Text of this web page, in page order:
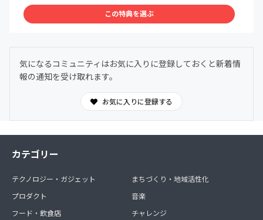
この特典を選ぶ
気になるコミュニティはお気に入りに登録しておくと新着情
報の通知を受け取れます。
お気に入りに登録する
カテゴリー
テクノロジー・ガジェット
プロダクト
フード・飲食店
まちづくり・地域活性化
音楽
チャレンジ